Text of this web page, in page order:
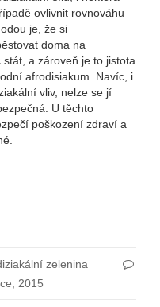
ovlivnit rovnováhu
je, že si
doma na
a zároveň je to jistota
afrodisiakum. Navíc, i
vliv, nelze se jí
U těchto
poškození zdraví a
zelenina
2015